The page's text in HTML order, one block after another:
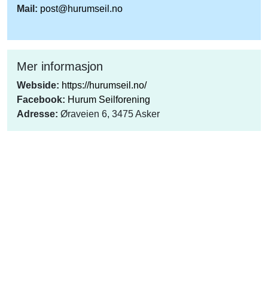
Mail: post@hurumseil.no
Mer informasjon
Webside: https://hurumseil.no/
Facebook: Hurum Seilforening
Adresse: Øraveien 6, 3475 Asker